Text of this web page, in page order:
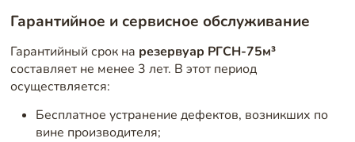
Гарантийное и сервисное обслуживание
Гарантийный срок на резервуар РГСН-75м³
составляет не менее 3 лет. В этот период
осуществляется:
Бесплатное устранение дефектов, возникших по
вине производителя;